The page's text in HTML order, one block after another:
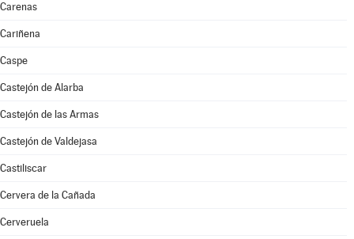
Carenas
Cariñena
Caspe
Castejón de Alarba
Castejón de las Armas
Castejón de Valdejasa
Castiliscar
Cervera de la Cañada
Cerveruela